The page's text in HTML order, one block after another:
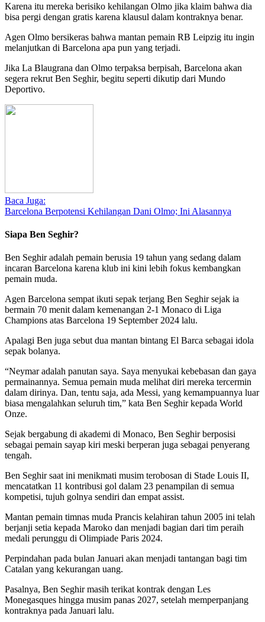
Karena itu mereka berisiko kehilangan Olmo jika klaim bahwa dia
bisa pergi dengan gratis karena klausul dalam kontraknya benar.
Agen Olmo bersikeras bahwa mantan pemain RB Leipzig itu ingin
melanjutkan di Barcelona apa pun yang terjadi.
Jika La Blaugrana dan Olmo terpaksa berpisah, Barcelona akan
segera rekrut Ben Seghir, begitu seperti dikutip dari Mundo
Deportivo.
Baca Juga:
Barcelona Berpotensi Kehilangan Dani Olmo; Ini Alasannya
Siapa Ben Seghir?
Ben Seghir adalah pemain berusia 19 tahun yang sedang dalam
incaran Barcelona karena klub ini kini lebih fokus kembangkan
pemain muda.
Agen Barcelona sempat ikuti sepak terjang Ben Seghir sejak ia
bermain 70 menit dalam kemenangan 2-1 Monaco di Liga
Champions atas Barcelona 19 September 2024 lalu.
Apalagi Ben juga sebut dua mantan bintang El Barca sebagai idola
sepak bolanya.
“Neymar adalah panutan saya. Saya menyukai kebebasan dan gaya
permainannya. Semua pemain muda melihat diri mereka tercermin
dalam dirinya. Dan, tentu saja, ada Messi, yang kemampuannya luar
biasa mengalahkan seluruh tim,” kata Ben Seghir kepada World
Onze.
Sejak bergabung di akademi di Monaco, Ben Seghir berposisi
sebagai pemain sayap kiri meski berperan juga sebagai penyerang
tengah.
Ben Seghir saat ini menikmati musim terobosan di Stade Louis II,
mencatatkan 11 kontribusi gol dalam 23 penampilan di semua
kompetisi, tujuh golnya sendiri dan empat assist.
Mantan pemain timnas muda Prancis kelahiran tahun 2005 ini telah
berjanji setia kepada Maroko dan menjadi bagian dari tim peraih
medali perunggu di Olimpiade Paris 2024.
Perpindahan pada bulan Januari akan menjadi tantangan bagi tim
Catalan yang kekurangan uang.
Pasalnya, Ben Seghir masih terikat kontrak dengan Les
Monegasques hingga musim panas 2027, setelah memperpanjang
kontraknya pada Januari lalu.